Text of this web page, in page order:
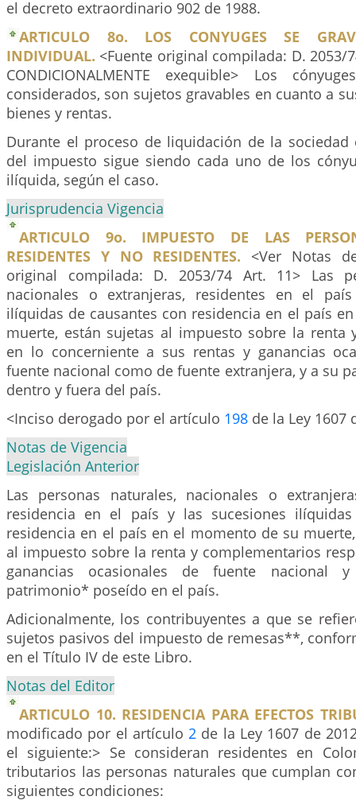
el decreto extraordinario 902 de 1988.
ARTICULO 8o. LOS CONYUGES SE
INDIVIDUAL. <Fuente original compilada: D. 2053/
CONDICIONALMENTE exequible> Los
considerados, son sujetos gravables en cuanto a
bienes y rentas.
Durante el proceso de liquidación de la sociedad
del impuesto sigue siendo cada uno de los
ilíquida, según el caso.
Jurisprudencia Vigencia
ARTICULO 9o. IMPUESTO DE LAS
RESIDENTES Y NO RESIDENTES. <Ver Notas
original compilada: D. 2053/74 Art. 11> Las
nacionales o extranjeras, residentes en el
ilíquidas de causantes con residencia en el país
muerte, están sujetas al impuesto sobre la renta
en lo concerniente a sus rentas y ganancias
fuente nacional como de fuente extranjera, y a su
dentro y fuera del país.
<Inciso derogado por el artículo 198 de la Ley 1607
Notas de Vigencia
Legislación Anterior
Las personas naturales, nacionales o
residencia en el país y las sucesiones
residencia en el país en el momento de su
al impuesto sobre la renta y complementarios
ganancias ocasionales de fuente nacional
patrimonio* poseído en el país.
Adicionalmente, los contribuyentes a que se
sujetos pasivos del impuesto de remesas**,
en el Título IV de este Libro.
Notas del Editor
ARTICULO 10. RESIDENCIA PARA EFECTOS
modificado por el artículo2 de la Ley 1607 de
el siguiente:> Se consideran residentes en
tributarios las personas naturales que cumplan
siguientes condiciones: